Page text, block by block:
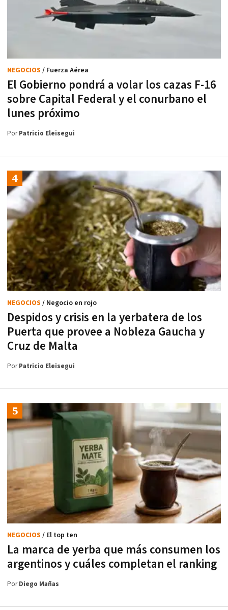
El Gobierno pondrá a volar los cazas F-16
sobre Capital Federal y el conurbano el
lunes próximo
NEGOCIOS / Fuerza Aérea
PorPatricio Eleisegui
Despidos y crisis en la yerbatera de los
Puerta que provee a Nobleza Gaucha y
Cruz de Malta
NEGOCIOS / Negocio en rojo
PorPatricio Eleisegui
La marca de yerba que más consumen los
argentinos y cuáles completan el ranking
NEGOCIOS / El top ten
PorDiego Mañas